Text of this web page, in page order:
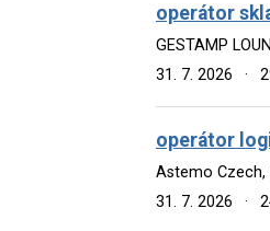
operátor
GESTAMP
31. 7. 2026
·
operátor
Astemo Czech,
31. 7. 2026
·